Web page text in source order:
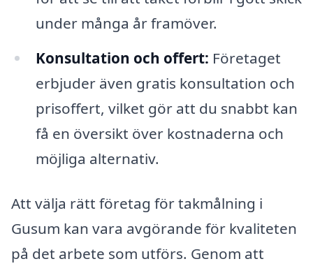
under många år framöver.
Konsultation och offert: Företaget
erbjuder även gratis konsultation och
prisoffert, vilket gör att du snabbt kan
få en översikt över kostnaderna och
möjliga alternativ.
Att välja rätt företag för takmålning i
Gusum kan vara avgörande för kvaliteten
på det arbete som utförs. Genom att